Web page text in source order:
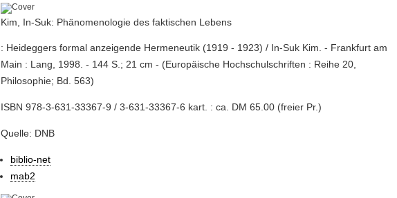
Kim, In-Suk: Phänomenologie des faktischen Lebens
: Heideggers formal anzeigende Hermeneutik (1919 - 1923) / In-Suk Kim. - Frankfurt am
Main : Lang, 1998. - 144 S.; 21 cm - (Europäische Hochschulschriften : Reihe 20,
Philosophie; Bd. 563)
ISBN 978-3-631-33367-9 / 3-631-33367-6 kart. : ca. DM 65.00 (freier Pr.)
Quelle: DNB
biblio-net
mab2